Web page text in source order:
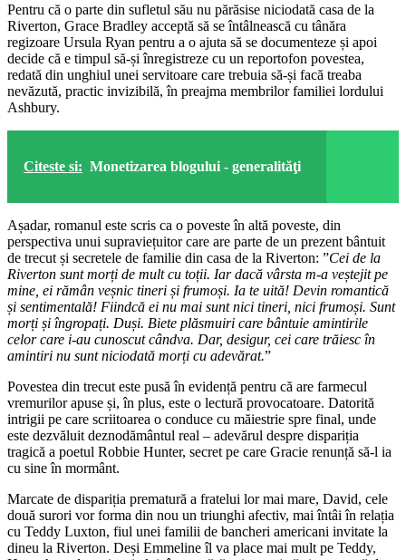
Pentru că o parte din sufletul său nu părăsise niciodată casa de la
Riverton, Grace Bradley acceptă să se întâlnească cu tânăra
regizoare Ursula Ryan pentru a o ajuta să se documenteze și apoi
decide că e timpul să-și înregistreze cu un reportofon povestea,
redată din unghiul unei servitoare care trebuia să-și facă treaba
nevăzută, practic invizibilă, în preajma membrilor familiei lordului
Ashbury.
Citeste si: Monetizarea blogului - generalităţi
Așadar, romanul este scris ca o poveste în altă poveste, din
perspectiva unui supraviețuitor care are parte de un prezent bântuit
de trecut și secretele de familie din casa de la Riverton: ”Cei de la
Riverton sunt morți de mult cu toții. Iar dacă vârsta m-a veștejit pe
mine, ei rămân veșnic tineri și frumoși. Ia te uită! Devin romantică
și sentimentală! Fiindcă ei nu mai sunt nici tineri, nici frumoși. Sunt
morți și îngropați. Duși. Biete plăsmuiri care bântuie amintirile
celor care i-au cunoscut cândva. Dar, desigur, cei care trăiesc în
amintiri nu sunt niciodată morți cu adevărat.”
Povestea din trecut este pusă în evidență pentru că are farmecul
vremurilor apuse și, în plus, este o lectură provocatoare. Datorită
intrigii pe care scriitoarea o conduce cu măiestrie spre final, unde
este dezvăluit deznodământul real – adevărul despre dispariția
tragică a poetul Robbie Hunter, secret pe care Gracie renunță să-l ia
cu sine în mormânt.
Marcate de dispariția prematură a fratelui lor mai mare, David, cele
două surori vor forma din nou un triunghi afectiv, mai întâi în relația
cu Teddy Luxton, fiul unei familii de bancheri americani invitate la
dineu la Riverton. Deși Emmeline îl va place mai mult pe Teddy,